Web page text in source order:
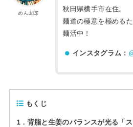
めん太郎
秋田県横手市在住。
麺道の極意を極める
麺活中！
インスタグラム：
もくじ
1 背脂と生姜のバランスが光る「ス